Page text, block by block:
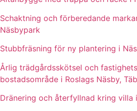
Schaktning och förberedande
Näsbypark
Stubbfräsning för ny plantering i
Årlig trädgårdsskötsel och
bostadsområde i Roslags Näsby,
Dränering och återfyllnad kring villa